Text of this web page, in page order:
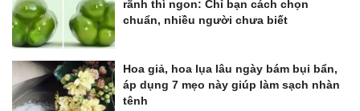
rãnh thì ngon: Chỉ bạn cách chọn
chuẩn, nhiều người chưa biết
Hoa giả, hoa lụa lâu ngày bám bụi bẩn,
áp dụng 7 mẹo này giúp làm sạch nhàn
tênh